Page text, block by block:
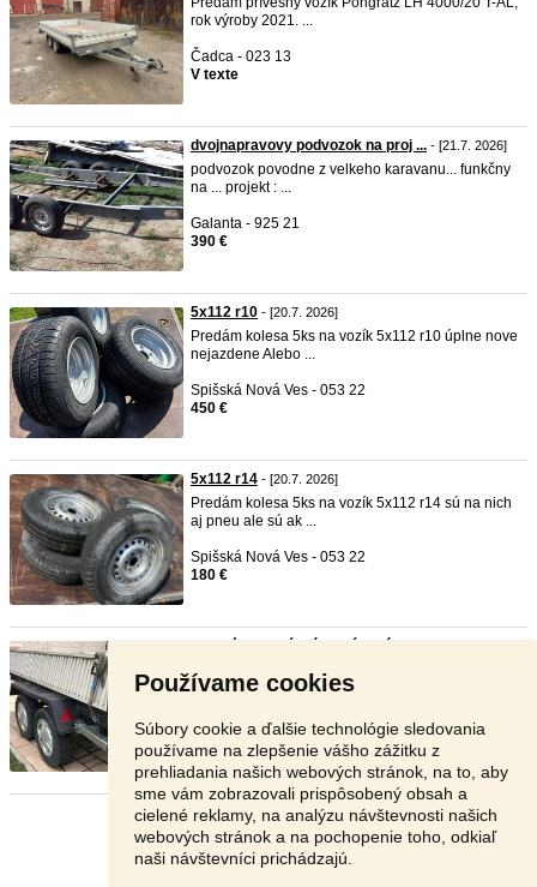
Používame cookies
Súbory cookie a ďalšie technológie sledovania
používame na zlepšenie vášho zážitku z
prehliadania našich webových stránok, na to, aby
sme vám zobrazovali prispôsobený obsah a
cielené reklamy, na analýzu návštevnosti našich
webových stránok a na pochopenie toho, odkiaľ
naši návštevníci prichádzajú.
rok výroby 2021. ...
Čadca - 023 13
V texte
dvojnapravovy podvozok na proj ... - [21.7. 2026]
podvozok povodne z velkeho karavanu... funkčny
na ... projekt : ...
Galanta - 925 21
390 €
5x112 r10 - [20.7. 2026]
Predám kolesa 5ks na vozík 5x112 r10 úplne nove
nejazdene Alebo ...
Spišská Nová Ves - 053 22
450 €
5x112 r14 - [20.7. 2026]
Predám kolesa 5ks na vozík 5x112 r14 sú na nich
aj pneu ale sú ak ...
Spišská Nová Ves - 053 22
180 €
Predám Dvojnápravový prívesný vozík do 2500
KG. Rozmery - širka l ...
Snina - 069 01
Stránka: 1 2 3 Ďalšia